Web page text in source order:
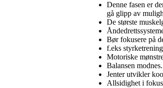
Denne fasen er
gå glipp av
De største
Bør fokusere på
f.eks
Motoriske
Balansen modnes.
Jenter utvikler
Allsidighet i